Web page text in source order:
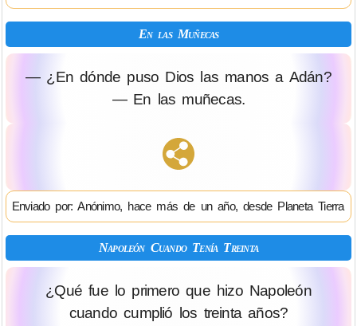
En las Muñecas
— ¿En dónde puso Dios las manos a Adán?
— En las muñecas.
Enviado por: Anónimo, hace más de un año, desde Planeta Tierra
Napoleón Cuando Tenía Treinta
¿Qué fue lo primero que hizo Napoleón
cuando cumplió los treinta años?